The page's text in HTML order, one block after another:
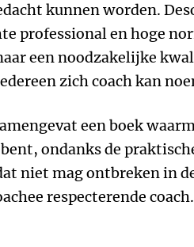
kunnen worden.
professional en hoge
een noodzakelijke
zich coach kan
een boek
ondanks de
niet mag ontbreken in
respecterende coach.